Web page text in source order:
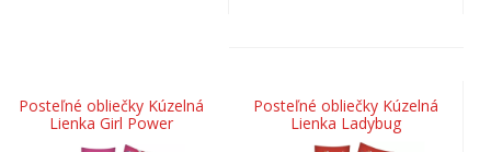
Posteľné obliečky Kúzelná
Lienka Girl Power
Posteľné obliečky Kúzelná
Lienka Ladybug